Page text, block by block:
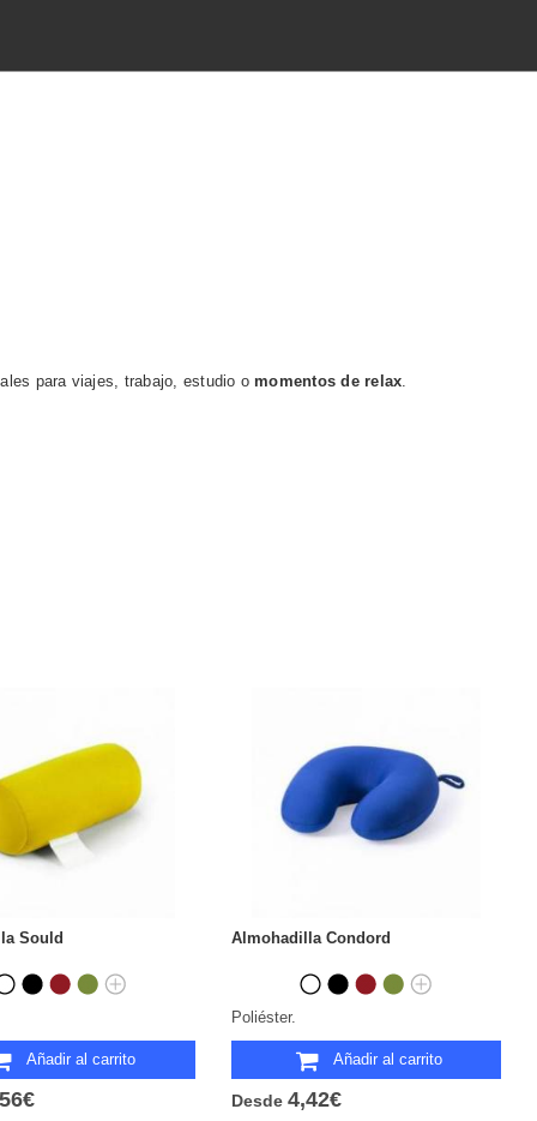
para viajes, trabajo, estudio omomentos de relax.
Sould
Añadir al carrito
Almohadilla Condord
Poliéster.
Añadir al carrito
Desde 4,42€